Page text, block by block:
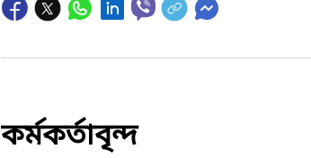
কর্মকর্তাবৃন্দ